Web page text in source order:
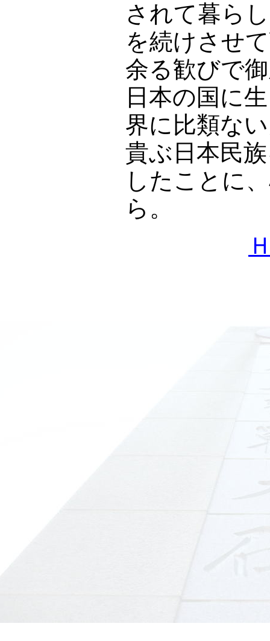
されて暮ら
を続けさせ
余る歓びで
日本の国に
界に比類な
貴ぶ日本民
したことに
ら。